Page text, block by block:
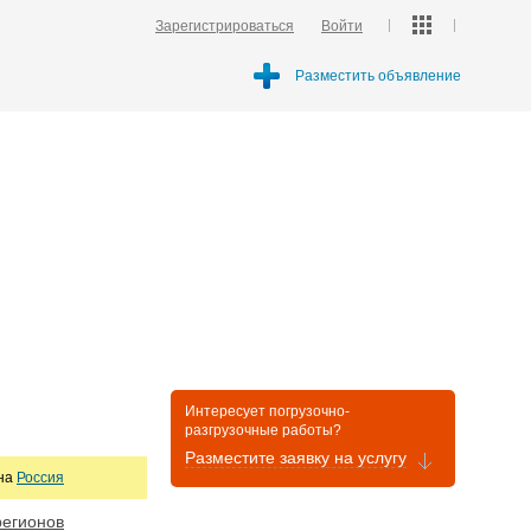
Зарегистрироваться Войти
Разместить объявление
Россия
Интересует погрузочно-
разгрузочные работы?
Разместите заявку на услугу